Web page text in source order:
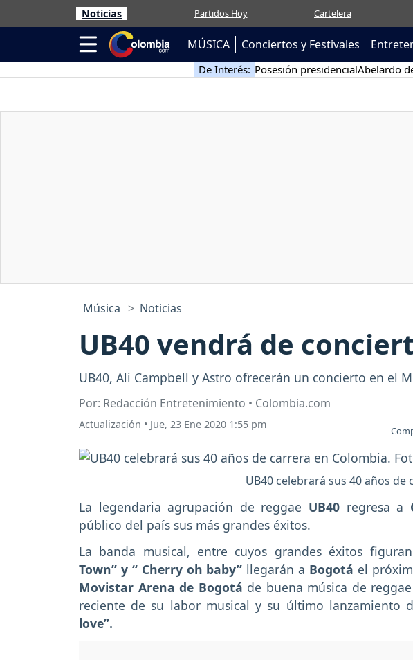
Noticias Partidos Hoy Cartelera
MÚSICA Conciertos y Festivales
De Interés: Posesión presidencialAbelardo
Música Noticias
UB40 vendrá de
UB40, Ali Campbell y Astro ofrecerán un concierto en el
Por: Redacción Entretenimiento • Colombia.com
Actualización • Jue, 23 Ene 2020 1:55 pm
UB40 celebrará sus 40 años
La legendaria agrupación de reggae UB40regresa a
público del país sus más grandes éxitos.
La banda musical, entre cuyos grandes éxitos figuran
Town” y “ Cherry oh baby” llegarán a Bogotá el
Movistar Arena de Bogotá de buena música de
reciente de su labor musical y su último lanzamiento
love”.